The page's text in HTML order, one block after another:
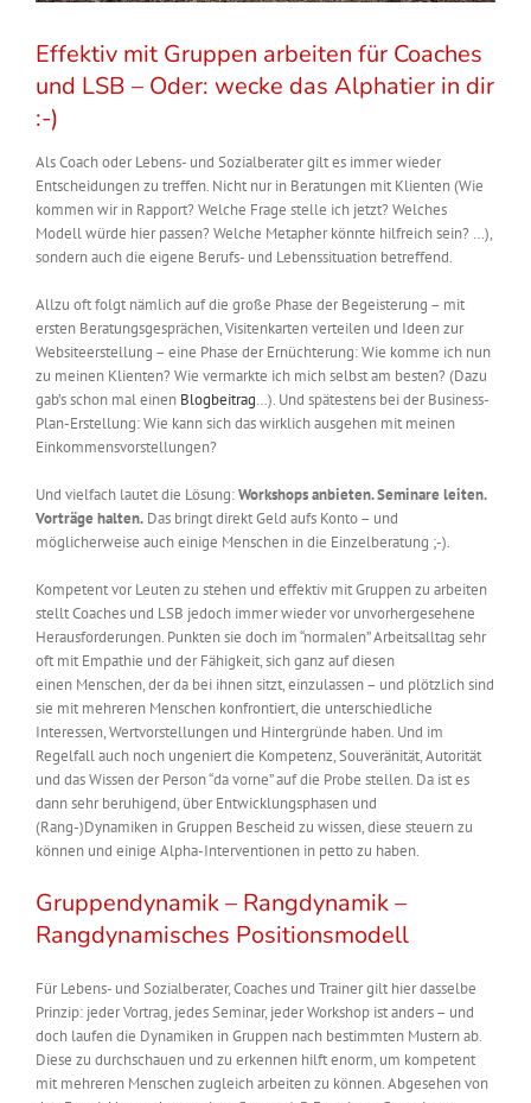
Effektiv mit Gruppen arbeiten für Coaches
und LSB – Oder: wecke das Alphatier in dir
:-)
Als Coach oder Lebens- und Sozialberater gilt es immer wieder
Entscheidungen zu treffen. Nicht nur in Beratungen mit Klienten (Wie
kommen wir in Rapport? Welche Frage stelle ich jetzt? Welches
Modell würde hier passen? Welche Metapher könnte hilfreich sein? …),
sondern auch die eigene Berufs- und Lebenssituation betreffend.
Allzu oft folgt nämlich auf die große Phase der Begeisterung – mit
ersten Beratungsgesprächen, Visitenkarten verteilen und Ideen zur
Websiteerstellung – eine Phase der Ernüchterung: Wie komme ich nun
zu meinen Klienten? Wie vermarkte ich mich selbst am besten? (Dazu
gab’s schon mal einen Blogbeitrag…). Und spätestens bei der Business-
Plan-Erstellung: Wie kann sich das wirklich ausgehen mit meinen
Einkommensvorstellungen?
Und vielfach lautet die Lösung:Workshops anbieten. Seminare leiten.
Vorträge halten. Das bringt direkt Geld aufs Konto – und
möglicherweise auch einige Menschen in die Einzelberatung ;-).
Kompetent vor Leuten zu stehen und effektiv mit Gruppen zu arbeiten
stellt Coaches und LSB jedoch immer wieder vor unvorhergesehene
Herausforderungen. Punkten sie doch im “normalen” Arbeitsalltag sehr
oft mit Empathie und der Fähigkeit, sich ganz auf diesen
einen Menschen, der da bei ihnen sitzt, einzulassen – und plötzlich sind
sie mit mehreren Menschen konfrontiert, die unterschiedliche
Interessen, Wertvorstellungen und Hintergründe haben. Und im
Regelfall auch noch ungeniert die Kompetenz, Souveränität, Autorität
und das Wissen der Person “da vorne” auf die Probe stellen. Da ist es
dann sehr beruhigend, über Entwicklungsphasen und
(Rang-)Dynamiken in Gruppen Bescheid zu wissen, diese steuern zu
können und einige Alpha-Interventionen in petto zu haben.
Gruppendynamik – Rangdynamik –
Rangdynamisches Positionsmodell
Für Lebens- und Sozialberater, Coaches und Trainer gilt hier dasselbe
Prinzip: jeder Vortrag, jedes Seminar, jeder Workshop ist anders – und
doch laufen die Dynamiken in Gruppen nach bestimmten Mustern ab.
Diese zu durchschauen und zu erkennen hilft enorm, um kompetent
mit mehreren Menschen zugleich arbeiten zu können. Abgesehen von